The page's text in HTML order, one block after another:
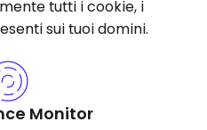
tutti i cookie, i
sui tuoi domini.
Monitor